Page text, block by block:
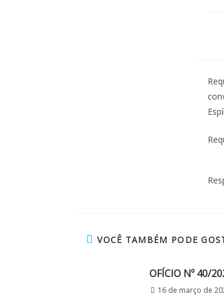
VOCÊ TAMBÉM PODE
OFÍCIO Nº 40/
16 de março de